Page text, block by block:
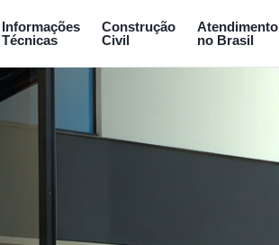
Informações
Técnicas
Construção
Civil
Atendimento
no Brasil